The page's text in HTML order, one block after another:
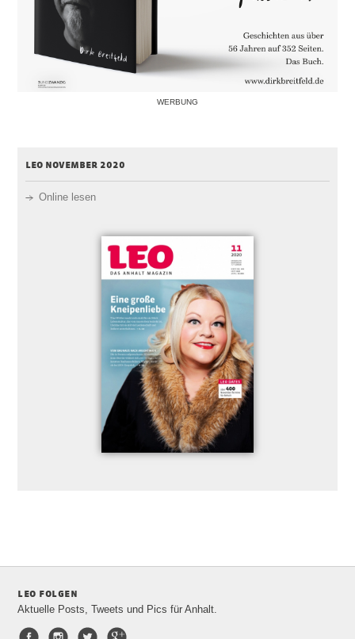
WERBUNG
leo november 2020
Online lesen
leo folgen
Aktuelle Posts, Tweets und Pics für Anhalt.
FacebookInstagram
Twitter